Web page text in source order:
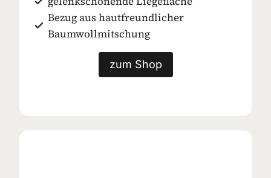
Bezug aus hautfreundlicher
Baumwollmitschung
zum Shop